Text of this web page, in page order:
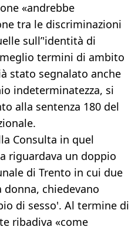
«andrebbe
tra le discriminazioni
sull’'identità di
termini di ambito
stato segnalato anche
indeterminatezza, si
alla sentenza 180 del
Consulta in quel
riguardava un doppio
di Trento in cui due
chiedevano
di sesso'. Al termine di
ribadiva «come